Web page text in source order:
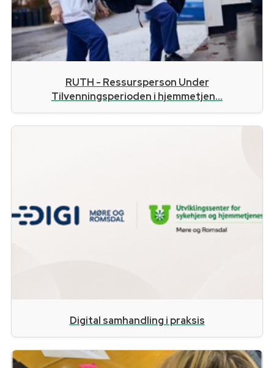
RUTH - Ressursperson Under
Tilvenningsperioden i hjemmetjen...
Digital samhandling i praksis